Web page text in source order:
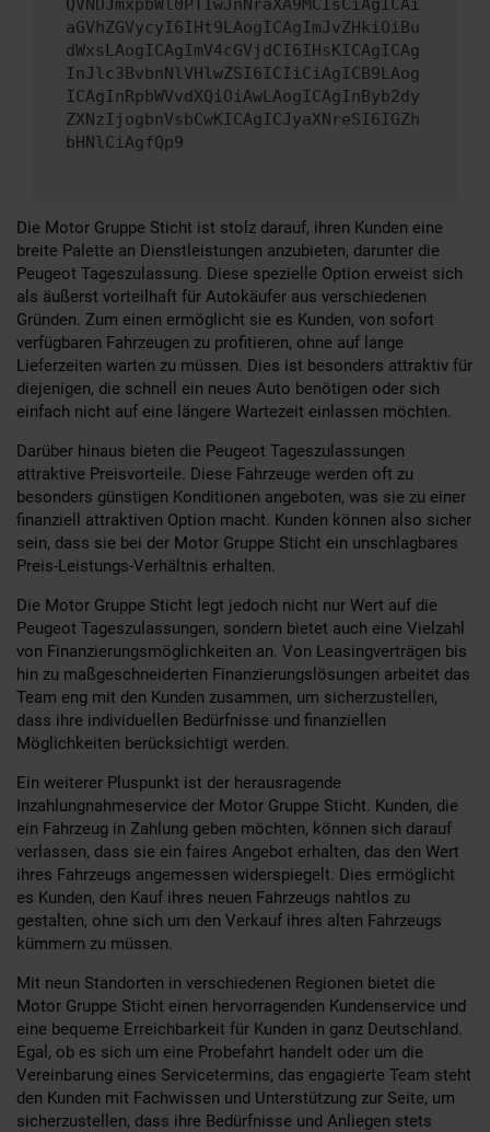
QVNDJmxpbWl0PTIwJnNraXA9MCIsCiAgICAi
aGVhZGVycyI6IHt9LAogICAgImJvZHkiOiBu
dWxsLAogICAgImV4cGVjdCI6IHsKICAgICAg
InJlc3BvbnNlVHlwZSI6ICIiCiAgICB9LAog
ICAgInRpbWVvdXQiOiAwLAogICAgInByb2dy
ZXNzIjogbnVsbCwKICAgICJyaXNreSI6IGZh
bHNlCiAgfQp9
Die Motor Gruppe Sticht ist stolz darauf, ihren Kunden eine
breite Palette an Dienstleistungen anzubieten, darunter die
Peugeot Tageszulassung. Diese spezielle Option erweist sich
als äußerst vorteilhaft für Autokäufer aus verschiedenen
Gründen. Zum einen ermöglicht sie es Kunden, von sofort
verfügbaren Fahrzeugen zu profitieren, ohne auf lange
Lieferzeiten warten zu müssen. Dies ist besonders attraktiv für
diejenigen, die schnell ein neues Auto benötigen oder sich
einfach nicht auf eine längere Wartezeit einlassen möchten.
Darüber hinaus bieten die Peugeot Tageszulassungen
attraktive Preisvorteile. Diese Fahrzeuge werden oft zu
besonders günstigen Konditionen angeboten, was sie zu einer
finanziell attraktiven Option macht. Kunden können also sicher
sein, dass sie bei der Motor Gruppe Sticht ein unschlagbares
Preis-Leistungs-Verhältnis erhalten.
Die Motor Gruppe Sticht legt jedoch nicht nur Wert auf die
Peugeot Tageszulassungen, sondern bietet auch eine Vielzahl
von Finanzierungsmöglichkeiten an. Von Leasingverträgen bis
hin zu maßgeschneiderten Finanzierungslösungen arbeitet das
Team eng mit den Kunden zusammen, um sicherzustellen,
dass ihre individuellen Bedürfnisse und finanziellen
Möglichkeiten berücksichtigt werden.
Ein weiterer Pluspunkt ist der herausragende
Inzahlungnahmeservice der Motor Gruppe Sticht. Kunden, die
ein Fahrzeug in Zahlung geben möchten, können sich darauf
verlassen, dass sie ein faires Angebot erhalten, das den Wert
ihres Fahrzeugs angemessen widerspiegelt. Dies ermöglicht
es Kunden, den Kauf ihres neuen Fahrzeugs nahtlos zu
gestalten, ohne sich um den Verkauf ihres alten Fahrzeugs
kümmern zu müssen.
Mit neun Standorten in verschiedenen Regionen bietet die
Motor Gruppe Sticht einen hervorragenden Kundenservice und
eine bequeme Erreichbarkeit für Kunden in ganz Deutschland.
Egal, ob es sich um eine Probefahrt handelt oder um die
Vereinbarung eines Servicetermins, das engagierte Team steht
den Kunden mit Fachwissen und Unterstützung zur Seite, um
sicherzustellen, dass ihre Bedürfnisse und Anliegen stets